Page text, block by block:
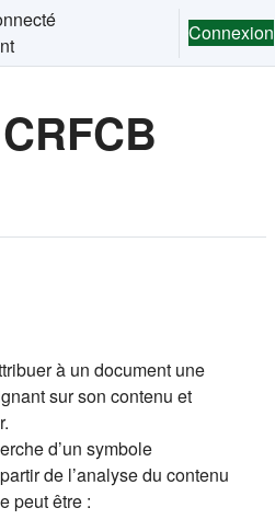
de recherche Connexion
à un document une
sur son contenu et
d’un symbole
de l’analyse du contenu
peut être :